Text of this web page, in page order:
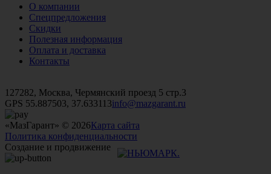
О компании
Спецпредложения
Скидки
Полезная информация
Оплата и доставка
Контакты
127282, Москва, Чермянский проезд 5 стр.3
GPS 55.887503, 37.633113info@mazgarant.ru
«МазГарант» © 2026Карта сайта
Политика конфиденциальности
Создание и продвижение